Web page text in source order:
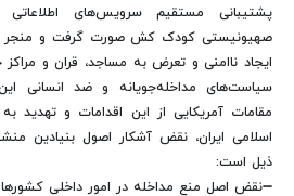
پشتیبانی مستقیم سرویس‌های اطلاعاتی
صهیونیستی کودک کش صورت گرفت و منجر
ایجاد ناامنی و تعرض به مساجد، قران و
سیاست‌های مداخله‌جویانه و ضد انسانی
مقامات آمریکایی از این اقدامات و تهدید
اسلامی ایران، نقض آشکار اصول بنیادین
ذیل است:
➖نقض اصل منع مداخله در امور داخلی کشورها